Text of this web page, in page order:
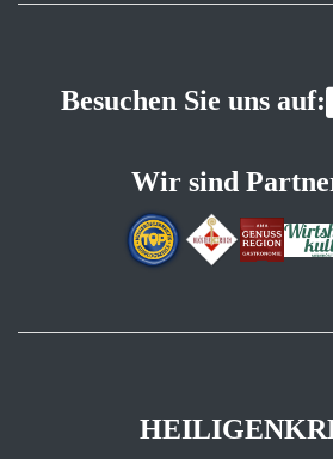
Besuchen Sie uns auf:
Wir sind